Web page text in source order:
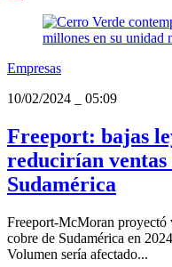
Empresas
10/02/2024
05:09
Freeport: bajas
reducirían ventas
Sudamérica
Freeport-McMoran proyectó
cobre de Sudamérica en
Volumen sería afectado...